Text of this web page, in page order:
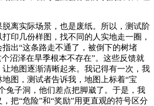
离实际场景，也是废纸。所以，测试阶
印几份样图，找不同的人实地走一圈，
出“这条路走不通了，被倒下的树堵
沼泽在旱季根本不存在”。这些反馈就
地图逐渐清晰起来。我记得有一次，我
图，测试者告诉我，地图上标着“宝
兔子洞，他们差点把脚崴了。于是，我
把“危险”和“奖励”用更直观的符号区分